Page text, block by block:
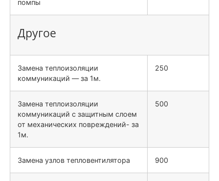
помпы
Другое
Замена теплоизоляции
коммуникаций — за 1м.
250
Замена теплоизоляции
коммуникаций с защитным слоем
от механических повреждений- за
1м.
500
Замена узлов тепловентилятора 900